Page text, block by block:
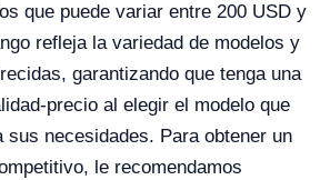
que puede variar entre 200 USD y
refleja la variedad de modelos y
garantizando que tenga una
precio al elegir el modelo que
sus necesidades. Para obtener un
le recomendamos